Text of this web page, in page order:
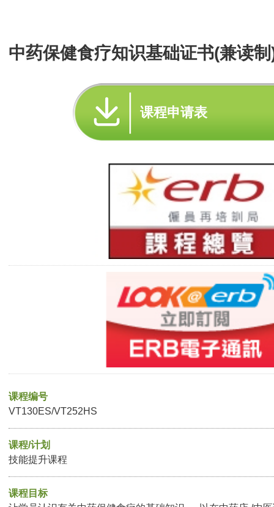
中药保健食疗知识基础证书(兼读
课程申请表
课程编号
VT130ES/VT252HS
课程/计划
技能提升课程
课程目标